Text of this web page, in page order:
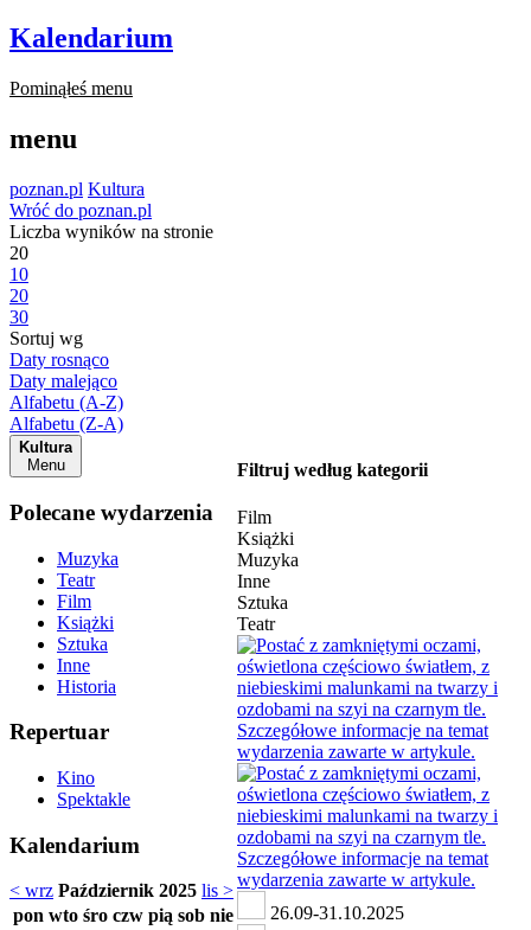
Kalendarium
Pominąłeś menu
menu
poznan.pl Kultura
Wróć do poznan.pl
Liczba wyników na stronie
20
10
20
30
Sortuj wg
Daty rosnąco
Daty malejąco
Alfabetu (A-Z)
Alfabetu (Z-A)
Kultura
Menu
Polecane wydarzenia
Muzyka
Teatr
Film
Książki
Sztuka
Inne
Historia
Repertuar
Kino
Spektakle
Kalendarium
< wrz Październik 2025 lis >
pon wto śro czw pią sob nie
Filtruj według kategorii
Film
Książki
Muzyka
Inne
Sztuka
Teatr
26.09-31.10.2025